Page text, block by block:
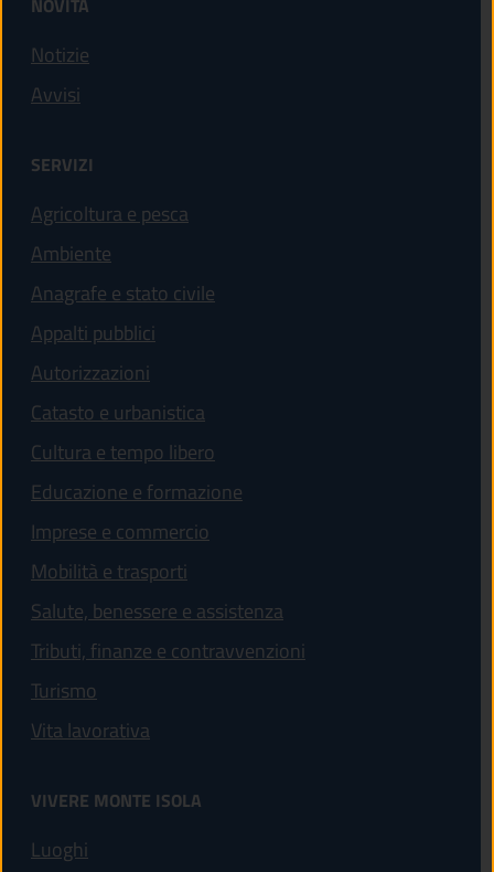
Notizie
Avvisi
SERVIZI
Agricoltura e pesca
Ambiente
Anagrafe e stato civile
Appalti pubblici
Autorizzazioni
Catasto e urbanistica
Cultura e tempo libero
Educazione e formazione
Imprese e commercio
Mobilità e trasporti
Salute, benessere e assistenza
Tributi, finanze e contravvenzioni
Turismo
Vita lavorativa
VIVERE MONTE ISOLA
Luoghi